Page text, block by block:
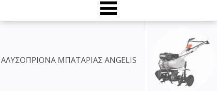
ANGELIS ΣΚΑΠΤΙΚΑ